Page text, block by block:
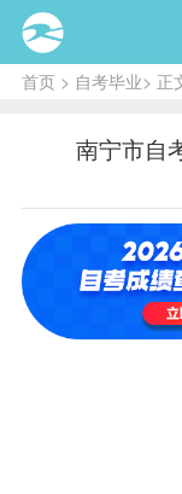
首页> 自考毕业> 正
南宁市自
核心
示:
年下半